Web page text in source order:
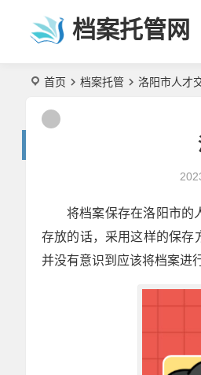
档案托管网
首页 档案托管 洛阳市人才
将档案保存在洛阳市的
存放的话，采用这样的保存
并没有意识到应该将档案进